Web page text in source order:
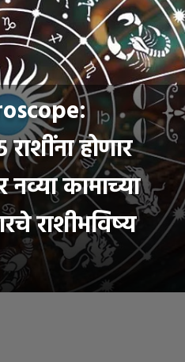
होणार
कामाच्या
राशीभविष्य